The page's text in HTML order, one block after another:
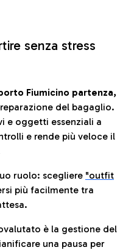
senza stress
Fiumicino partenza,
del bagaglio.
e oggetti essenziali a
e rende più veloce il
ruolo: scegliere "outfit
più facilmente tra
è la gestione del
una pausa per